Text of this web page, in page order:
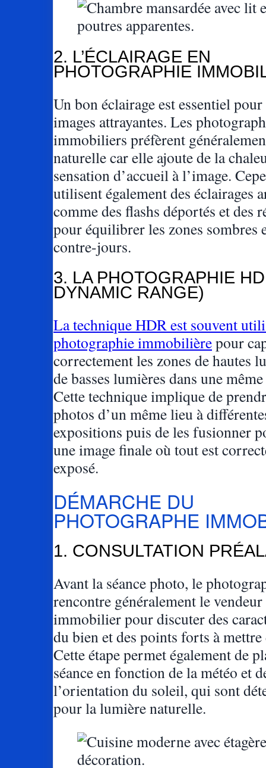
2. L’ÉCLAIRAGE EN
PHOTOGRAPHIE
Un bon éclairage est essentiel
images attrayantes. Les
immobiliers préfèrent
naturelle car elle ajoute de la
sensation d’accueil à l’image.
utilisent également des éclairages
comme des flashs déportés et des
pour équilibrer les zones sombres
contre-jours.
3. LA PHOTOGRAPHIE
DYNAMIC RANGE)
La technique HDR est souvent
photographie immobilièrepour
correctement les zones de hautes
de basses lumières dans une
Cette technique implique de
photos d’un même lieu à
expositions puis de les fusionner
une image finale où tout est
exposé.
DÉMARCHE DU
PHOTOGRAPHE
1. CONSULTATION
Avant la séance photo, le
rencontre généralement le vendeur
immobilier pour discuter des
du bien et des points forts à mettre
Cette étape permet également de
séance en fonction de la météo et
l’orientation du soleil, qui sont
pour la lumière naturelle.